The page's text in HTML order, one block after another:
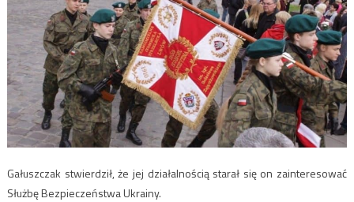
Gałuszczak stwierdził, że jej działalnością starał się on zainteresować
Służbę Bezpieczeństwa Ukrainy.